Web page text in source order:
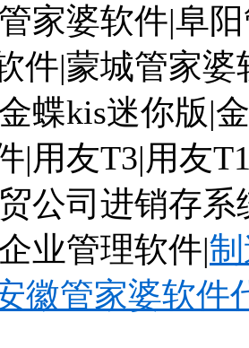
家婆软件|阜
件|蒙城管家婆
蝶kis迷你版|
|用友T3|用友
公司进销存
业管理软件|
徽管家婆软件